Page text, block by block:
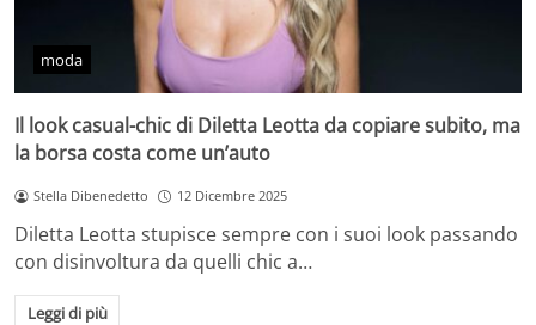
moda
Il look casual-chic di Diletta Leotta da copiare subito, ma
la borsa costa come un’auto
Stella Dibenedetto 12 Dicembre 2025
Diletta Leotta stupisce sempre con i suoi look passando
con disinvoltura da quelli chic a…
Leggi di più